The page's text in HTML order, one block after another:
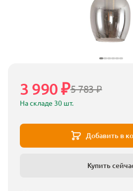
5 783 ₽
3 990 ₽
На складе 30 шт.
Добавить в
Купить